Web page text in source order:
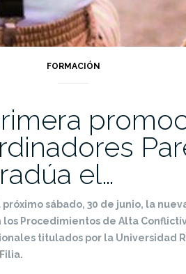
FORMACIÓN
el…
sábado, 30 de junio, la
los Procedimientos de Alta
titulados por la Universidad